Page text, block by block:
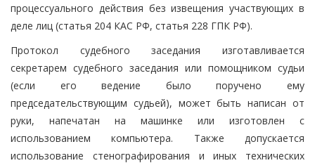
процессуального действия без извещения участвующих в
деле лиц (статья 204 КАС РФ, статья 228 ГПК РФ).
Протокол судебного заседания изготавливается
секретарем судебного заседания или помощником судьи
(если его ведение было поручено ему
председательствующим судьей), может быть написан от
руки, напечатан на машинке или изготовлен с
использованием компьютера. Также допускается
использование стенографирования и иных технических